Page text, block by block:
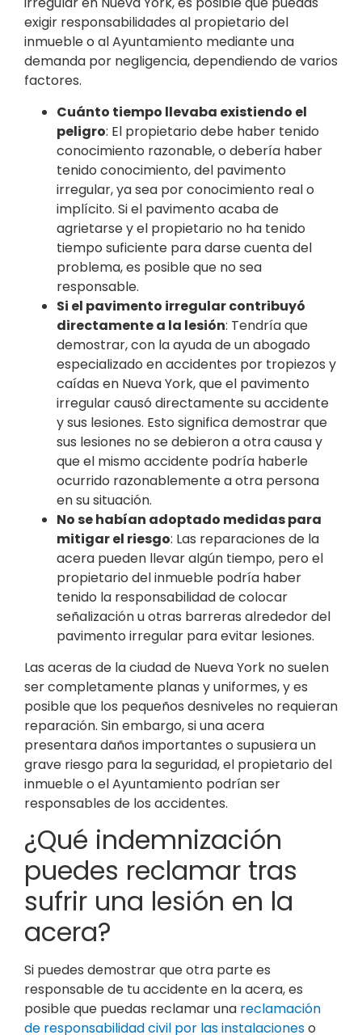
exigir responsabilidades al propietario del
inmueble o al Ayuntamiento mediante una
demanda por negligencia, dependiendo de varios
factores.
Cuánto tiempo llevaba existiendo el
peligro: El propietario debe haber tenido
conocimiento razonable, o debería haber
tenido conocimiento, del pavimento
irregular, ya sea por conocimiento real o
implícito. Si el pavimento acaba de
agrietarse y el propietario no ha tenido
tiempo suficiente para darse cuenta del
problema, es posible que no sea
responsable.
Si el pavimento irregular contribuyó
directamente a la lesión: Tendría que
demostrar, con la ayuda de un abogado
especializado en accidentes por tropiezos y
caídas en Nueva York, que el pavimento
irregular causó directamente su accidente
y sus lesiones. Esto significa demostrar que
sus lesiones no se debieron a otra causa y
que el mismo accidente podría haberle
ocurrido razonablemente a otra persona
en su situación.
No se habían adoptado medidas para
mitigar el riesgo: Las reparaciones de la
acera pueden llevar algún tiempo, pero el
propietario del inmueble podría haber
tenido la responsabilidad de colocar
señalización u otras barreras alrededor del
pavimento irregular para evitar lesiones.
Las aceras de la ciudad de Nueva York no suelen
ser completamente planas y uniformes, y es
posible que los pequeños desniveles no requieran
reparación. Sin embargo, si una acera
presentara daños importantes o supusiera un
grave riesgo para la seguridad, el propietario del
inmueble o el Ayuntamiento podrían ser
responsables de los accidentes.
¿Qué indemnización
puedes reclamar tras
sufrir una lesión en la
acera?
Si puedes demostrar que otra parte es
responsable de tu accidente en la acera, es
posible que puedas reclamar una reclamación
de responsabilidad civil por las instalacioneso